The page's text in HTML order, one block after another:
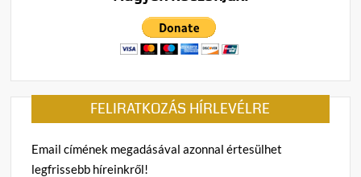
FELIRATKOZÁS HÍRLEVÉLRE
Email címének megadásával azonnal értesülhet
legfrissebb híreinkről!